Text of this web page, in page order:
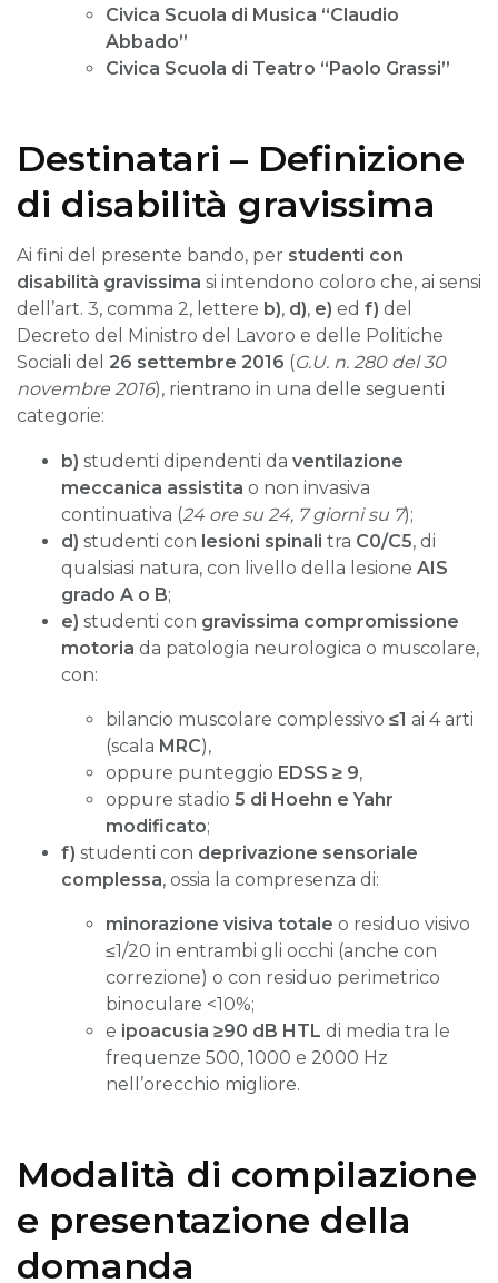
Civica Scuola di Musica “Claudio
Abbado”
Civica Scuola di Teatro “Paolo Grassi”
Destinatari – Definizione
di disabilità gravissima
Ai fini del presente bando, per studenti con
disabilità gravissima si intendono coloro che, ai sensi
dell’art. 3, comma 2, lettere b), d), e) ed f) del
Decreto del Ministro del Lavoro e delle Politiche
Sociali del 26 settembre 2016 (G.U. n. 280 del 30
novembre 2016), rientrano in una delle seguenti
categorie:
b) studenti dipendenti da ventilazione
meccanica assistita o non invasiva
continuativa (24 ore su 24, 7 giorni su 7);
d) studenti con lesioni spinali tra C0/C5, di
qualsiasi natura, con livello della lesione AIS
grado A o B;
e) studenti con gravissima compromissione
motoria da patologia neurologica o muscolare,
con:
bilancio muscolare complessivo ≤1 ai 4 arti
(scala MRC),
oppure punteggio EDSS ≥ 9,
oppure stadio 5 di Hoehn e Yahr
modificato;
f) studenti con deprivazione sensoriale
complessa, ossia la compresenza di:
minorazione visiva totale o residuo visivo
≤1/20 in entrambi gli occhi (anche con
correzione) o con residuo perimetrico
binoculare <10%;
e ipoacusia ≥90 dB HTL di media tra le
frequenze 500, 1000 e 2000 Hz
nell’orecchio migliore.
Modalità di compilazione
e presentazione della
domanda